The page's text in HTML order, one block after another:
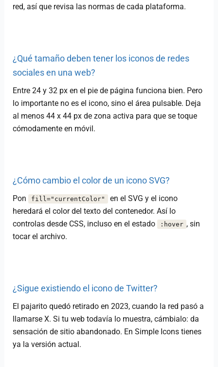
red, así que revisa las normas de cada plataforma.
¿Qué tamaño deben tener los iconos de redes
sociales en una web?
Entre 24 y 32 px en el pie de página funciona bien. Pero
lo importante no es el icono, sino el área pulsable. Deja
al menos 44 x 44 px de zona activa para que se toque
cómodamente en móvil.
¿Cómo cambio el color de un icono SVG?
Pon fill="currentColor"
en el SVG y el icono
heredará el color del texto del contenedor. Así lo
controlas desde CSS, incluso en el estado
:hover , sin
tocar el archivo.
¿Sigue existiendo el icono de Twitter?
El pajarito quedó retirado en 2023, cuando la red pasó a
llamarse X. Si tu web todavía lo muestra, cámbialo: da
sensación de sitio abandonado. En Simple Icons tienes
ya la versión actual.